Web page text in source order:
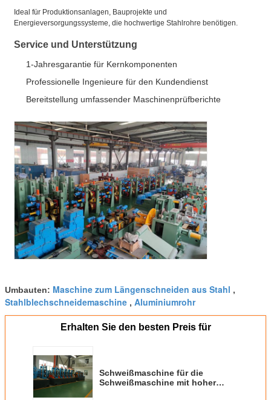
Ideal für Produktionsanlagen, Bauprojekte und
Energieversorgungssysteme, die hochwertige Stahlrohre benötigen.
Service und Unterstützung
1-Jahresgarantie für Kernkomponenten
Professionelle Ingenieure für den Kundendienst
Bereitstellung umfassender Maschinenprüfberichte
Umbauten: Maschine zum Längenschneiden aus Stahl ,
Stahlblechschneidemaschine , Aluminiumrohr
Erhalten Sie den besten Preis für
Schweißmaschine für die
Schweißmaschine mit hoher